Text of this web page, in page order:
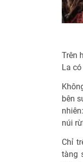
Trên
La
bên
núi
Chỉ
tàng